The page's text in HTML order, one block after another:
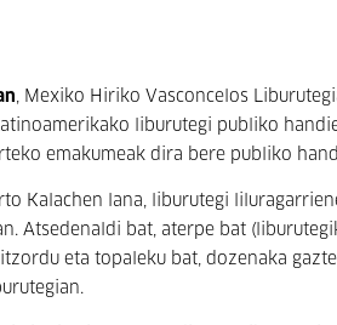
, Mexiko Hiriko Vasconcelos
liburutegi publiko
emakumeak dira bere publiko
Kalachen lana, liburutegi
Atsedenaldi bat, aterpe bat
eta topaleku bat, dozenaka